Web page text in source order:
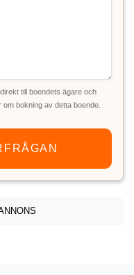
till boendets ägare och
bokning av detta boende.